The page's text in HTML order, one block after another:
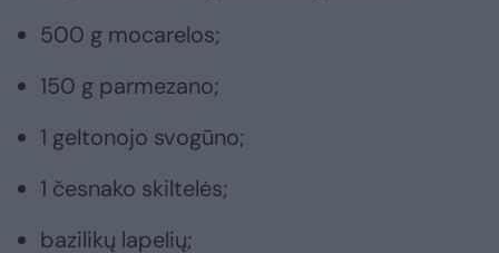
500 g mocarelos;
150 g parmezano;
1 geltonojo svogūno;
1 česnako skiltelės;
bazilikų lapelių;